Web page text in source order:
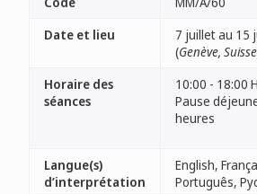
Date et lieu
7 juillet au 15
(Genève, Suisse
Horaire des
séances
10:00 - 18:00
Pause
heures
Langue(s)
d’interprétation
English,